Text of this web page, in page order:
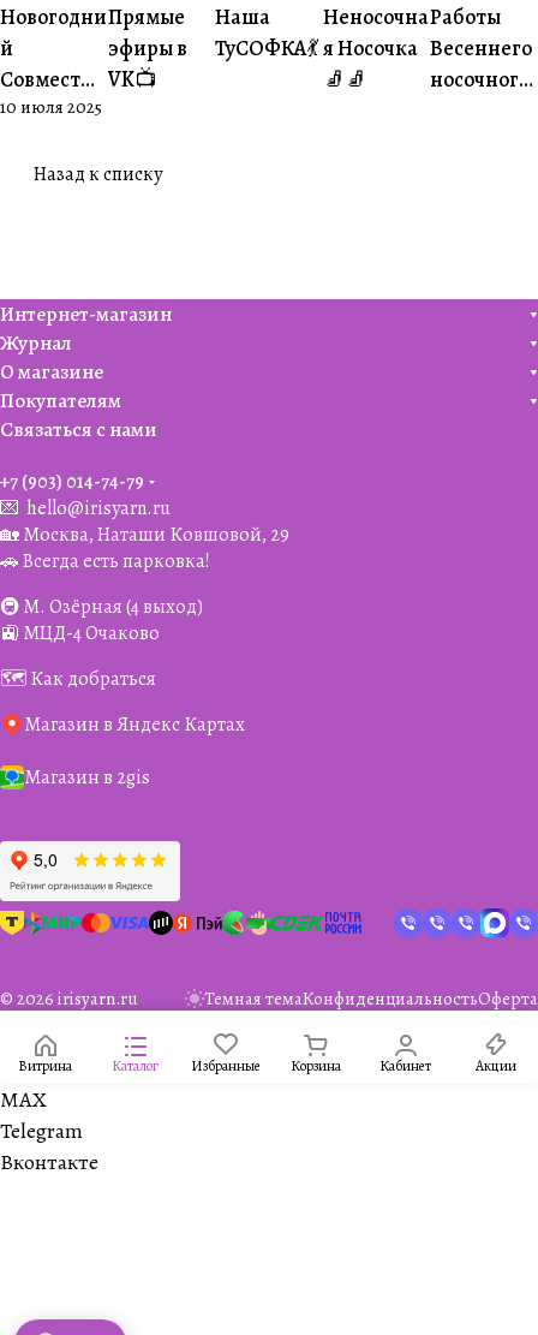
#Совместники
Новогодни
й
Совместни
к🎄
10 июля 2025
#Житуха
Прямые
эфиры в
VK📺
#Совместники
Наша
ТуСОФКА💃
#Ваше
творчество
Неносочна
я Носочка
🧦🧦
#Ваше
Работы
Весеннего
носочного
Назад к списку
Интернет-магазин
Журнал
О магазине
Покупателям
Связаться с нами
+7 (903) 014-74-79‬
💌 hello@irisyarn.ru
🏡 Москва, Наташи Ковшовой, 29
🚗 Всегда есть парковка!
🚇 М. Озёрная (4 выход)
🚉 МЦД-4 Очаково
🗺️ Как добраться
Магазин в Яндекс Картах
Магазин в 2gis
© 2026 irisyarn.ru Темная темаКонфиденциальностьОферта
Витрина Каталог Избранные Корзина Кабинет Акции
MAX
Telegram
Вконтакте